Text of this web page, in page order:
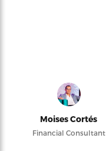
Moises Cortés
Financial Consultant